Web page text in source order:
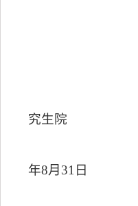
究生院
年8月 31 日